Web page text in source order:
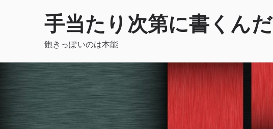
手当たり次第に書くんだ
飽きっぽいのは本能